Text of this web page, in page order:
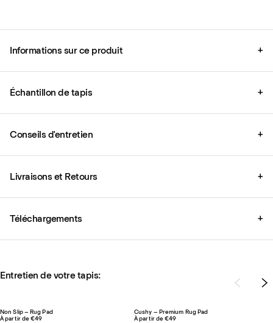
Informations sur ce produit +
Échantillon de tapis +
Conseils d'entretien +
Livraisons et Retours +
Téléchargements +
Entretien de votre tapis:
Non Slip – Rug Pad
À partir de €49
Cushy – Premium Rug Pad
À partir de €49